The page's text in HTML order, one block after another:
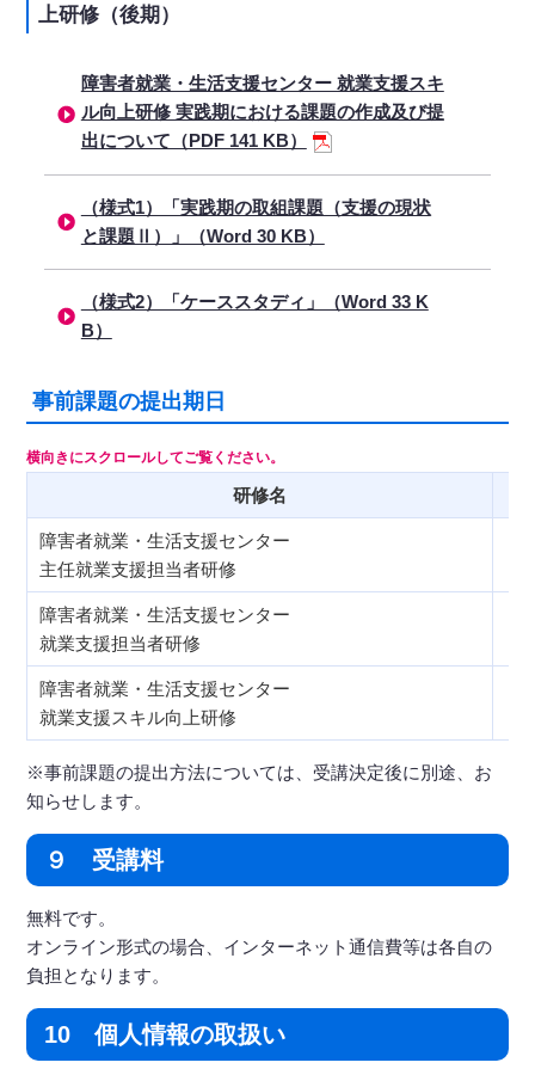
上研修（後期）
障害者就業・生活支援センター 就業支援スキ
ル向上研修 実践期における課題の作成及び提
出について（PDF 141 KB）
（様式1）「実践期の取組課題（支援の現状
と課題Ⅱ）」（Word 30 KB）
（様式2）「ケーススタディ」（Word 33 K
B）
事前課題の提出期日
研修名
障害者就業・生活支援センター
主任就業支援担当者研修
障害者就業・生活支援センター
就業支援担当者研修
障害者就業・生活支援センター
就業支援スキル向上研修
※事前課題の提出方法については、受講決定後に別途、お
知らせします。
９ 受講料
無料です。
オンライン形式の場合、インターネット通信費等は各自の
負担となります。
10 個人情報の取扱い